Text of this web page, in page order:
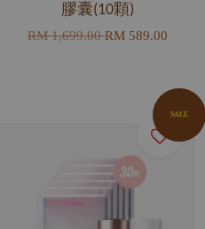
膠囊(10顆)
RM 1,699.00RM 589.00
SALE